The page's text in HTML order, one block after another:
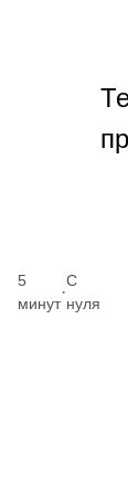
5
минут
·
С
нуля